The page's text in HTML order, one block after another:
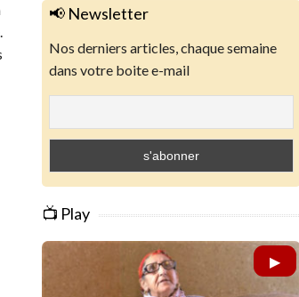
📢 Newsletter
Nos derniers articles, chaque semaine
dans votre boite e-mail
📺 Play